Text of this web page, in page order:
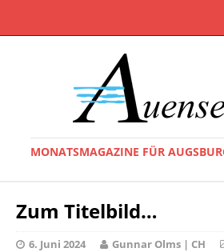
MONATSMAGAZINE FÜR
Zum Titelbild…
6. Juni 2024 Gunnar Olms | CH